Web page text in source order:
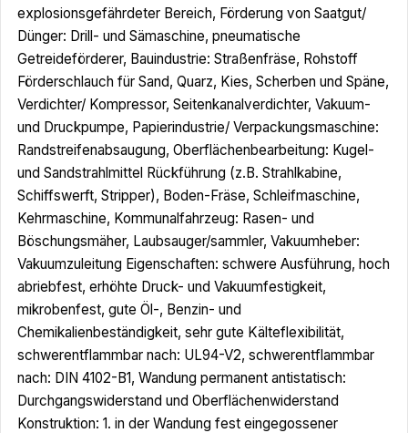
explosionsgefährdeter Bereich, Förderung von Saatgut/
Dünger: Drill- und Sämaschine, pneumatische
Getreideförderer, Bauindustrie: Straßenfräse, Rohstoff
Förderschlauch für Sand, Quarz, Kies, Scherben und Späne,
Verdichter/ Kompressor, Seitenkanalverdichter, Vakuum-
und Druckpumpe, Papierindustrie/ Verpackungsmaschine:
Randstreifenabsaugung, Oberflächenbearbeitung: Kugel-
und Sandstrahlmittel Rückführung (z.B. Strahlkabine,
Schiffswerft, Stripper), Boden-Fräse, Schleifmaschine,
Kehrmaschine, Kommunalfahrzeug: Rasen- und
Böschungsmäher, Laubsauger/sammler, Vakuumheber:
Vakuumzuleitung Eigenschaften: schwere Ausführung, hoch
abriebfest, erhöhte Druck- und Vakuumfestigkeit,
mikrobenfest, gute Öl-, Benzin- und
Chemikalienbeständigkeit, sehr gute Kälteflexibilität,
schwerentflammbar nach: UL94-V2, schwerentflammbar
nach: DIN 4102-B1, Wandung permanent antistatisch:
Durchgangswiderstand und Oberflächenwiderstand
Konstruktion: 1. in der Wandung fest eingegossener